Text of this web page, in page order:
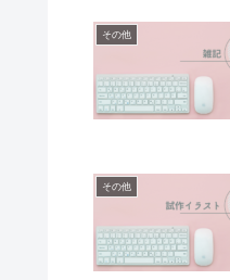
その他
その他